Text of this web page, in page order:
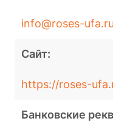
info@roses-ufa.ru
Сайт:
https://roses-
Банковские